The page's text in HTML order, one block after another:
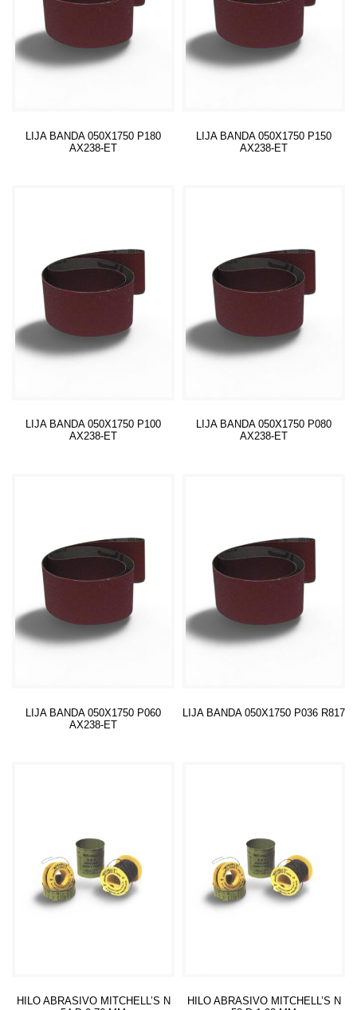
LIJA BANDA 050X1750 P180
AX238-ET
LIJA BANDA 050X1750 P150
AX238-ET
LIJA BANDA 050X1750 P100
AX238-ET
LIJA BANDA 050X1750 P080
AX238-ET
LIJA BANDA 050X1750 P060
AX238-ET
LIJA BANDA 050X1750 P036 R817
HILO ABRASIVO MITCHELL’S N
HILO ABRASIVO MITCHELL’S N